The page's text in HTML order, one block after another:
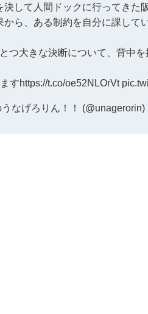
決して人間ドックに行ってきた
から、ある制約を自分に課して
つ大きな決断について、背中
すhttps://t.co/oe52NLOrVt
なげろりん！！ (@unagerorin)